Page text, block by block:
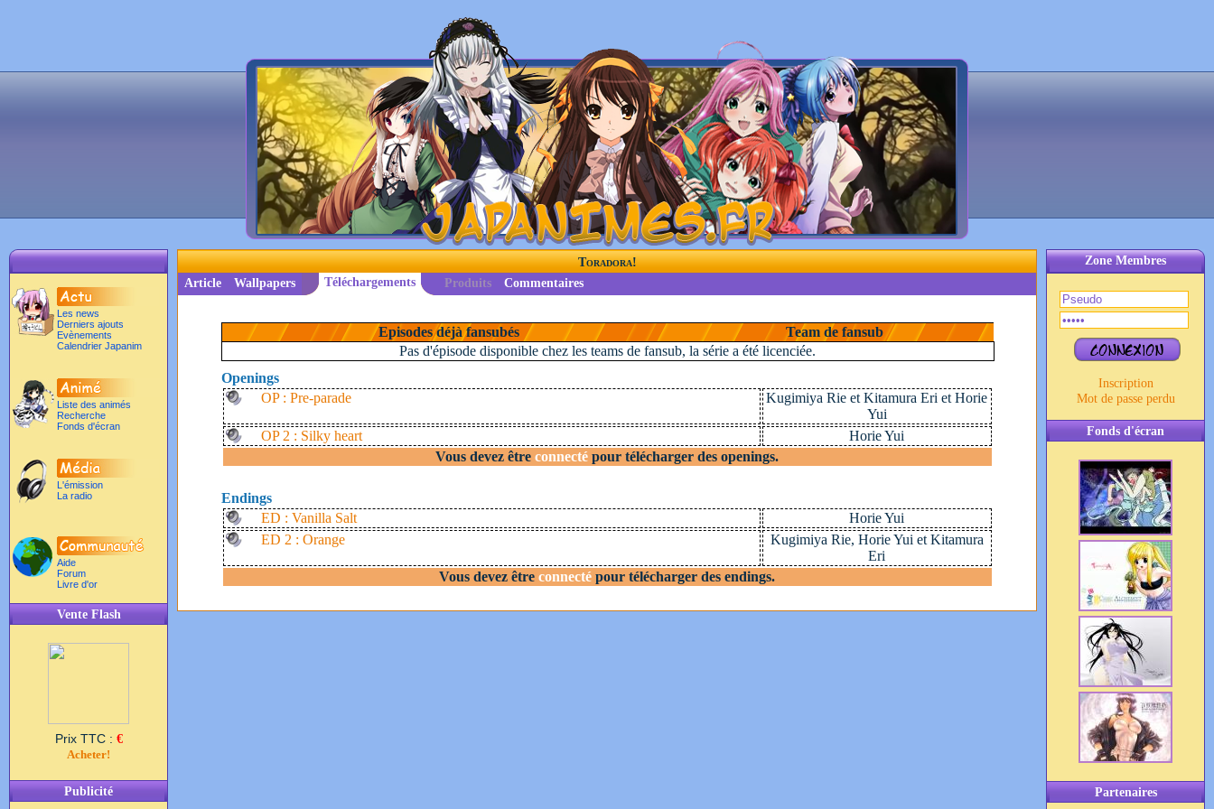
Les news
Derniers ajouts
Evènements
Calendrier Japanim
Liste des animés
Recherche
Fonds d'écran
L'émission
La radio
Aide
Forum
Livre d'or
Vente Flash
Prix TTC : €
Acheter!
Publicité
Zone Membres
Inscription
Mot de passe perdu
Fonds d'écran
Partenaires
Toradora!
Article Wallpapers Téléchargements Produits Commentaires
Episodes déjà fansubés
Team de fansub
Pas d'épisode disponible chez les teams de fansub, la série a été licenciée.
Openings
OP : Pre-parade
Kugimiya Rie et Kitamura Eri et Horie
Yui
OP 2 : Silky heart
Horie Yui
Vous devez être connecté pour télécharger des openings.
Endings
ED : Vanilla Salt
Horie Yui
ED 2 : Orange
Kugimiya Rie, Horie Yui et Kitamura
Eri
Vous devez être connecté pour télécharger des endings.